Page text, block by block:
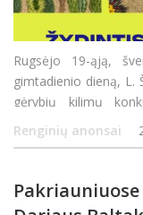
Rugsėjo 19-ąją,
gimtadienio dieną, L.
gėrybių kilimų
konkurso tikslas – ne
Renginių anonsai